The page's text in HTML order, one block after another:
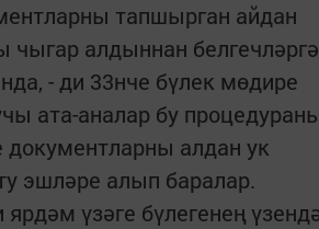
тапшырган айдан
чыгар алдыннан белгечләргә
- ди 33нче бүлек мөдире
ата-аналар бу
алдан ук
эшләре алып баралар.
үзәге бүлегенең